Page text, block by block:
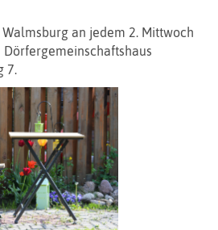
an jedem 2. Mittwoch
7.